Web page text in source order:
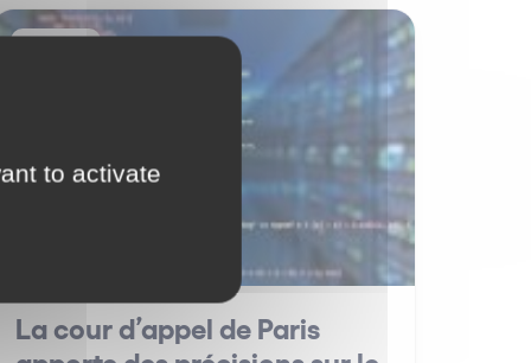
La cour d’appel de Paris
to activate